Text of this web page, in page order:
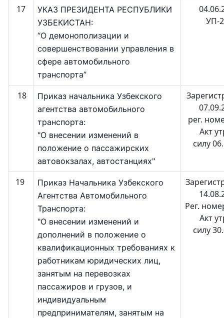
17
УКАЗ ПРЕЗИДЕНТА РЕСПУБЛИКИ
УЗБЕКИСТАН:
“О демонополизации и
совершенствовании управления в
сфере автомобильного
транспорта”
УП-
18
Приказ начальника Узбекского
агентства автомобильного
транспорта:
"О внесении изменений в
положение о пассажирских
автовокзалах, автостанциях"
рег.
Акт
силу
19
Приказ Начальника Узбекского
Агентства Автомобильного
Транспорта:
"О внесении изменений и
дополнений в положение о
квалификационных требованиях к
работникам юридических лиц,
занятым на перевозках
пассажиров и грузов, и
индивидуальным
предпринимателям, занятым на
Рег.
Акт
силу